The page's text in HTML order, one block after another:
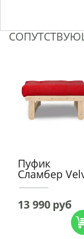
Пуфик
Сламбер
13 990 руб